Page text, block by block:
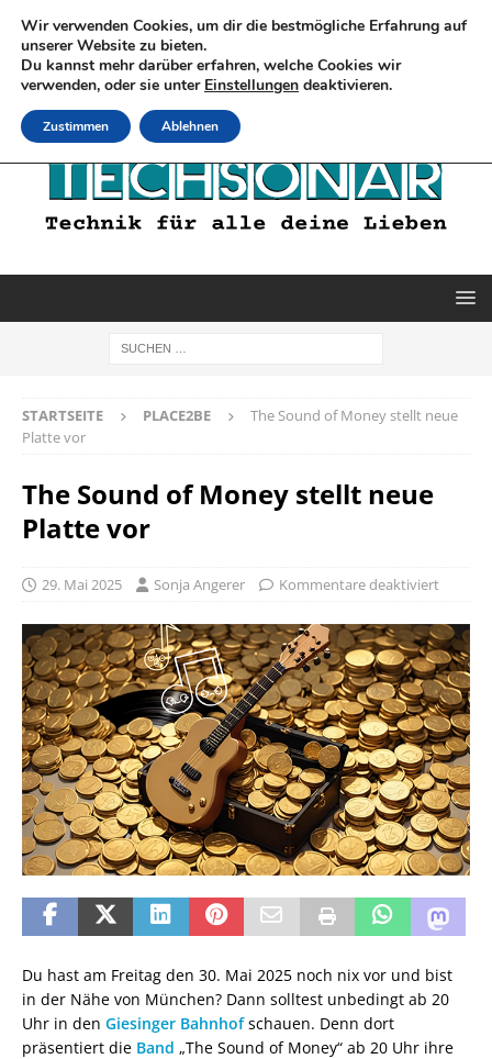
STARTSEITE PLACE2BE
The Sound of Money stellt neue
Platte vor
The Sound of Money stellt neue
Platte vor
29. Mai 2025 Sonja Angerer Kommentare deaktiviert
Du hast am Freitag den 30. Mai 2025 noch nix vor und bist
in der Nähe von München? Dann solltest unbedingt ab 20
Uhr in den Giesinger Bahnhofschauen. Denn dort
präsentiert die Band „The Sound of Money“ ab 20 Uhr ihre
Wir verwenden Cookies, um dir die bestmögliche Erfahrung auf
unserer Website zu bieten.
Du kannst mehr darüber erfahren, welche Cookies wir
verwenden, oder sie unter Einstellungen deaktivieren.
Zustimmen Ablehnen